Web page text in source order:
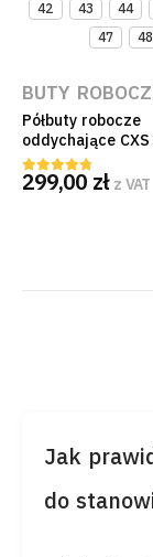
42
43 44
47
48
BUTY
Półbuty robocze
oddychające
Saba S1PS ESD
szare z wkładką
antyprzebiciową
4.67out of 5
299,00 zł z VAT
Jak
do